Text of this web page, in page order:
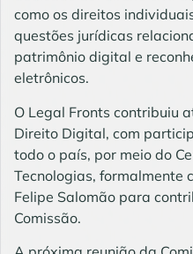
como os direitos
questões jurídicas
patrimônio digital e
eletrônicos.
O Legal Fronts contribuiu
Direito Digital, com
todo o país, por meio do
Tecnologias, formalmente
Felipe Salomão para
Comissão.